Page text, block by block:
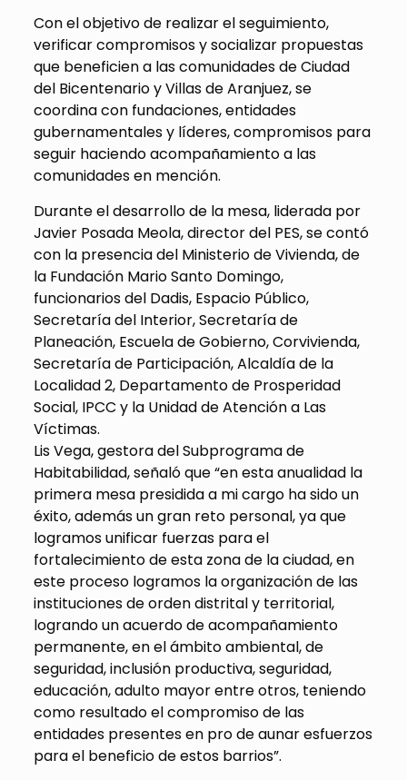
Con el objetivo de realizar el seguimiento,
verificar compromisos y socializar propuestas
que beneficien a las comunidades de Ciudad
del Bicentenario y Villas de Aranjuez, se
coordina con fundaciones, entidades
gubernamentales y líderes, compromisos para
seguir haciendo acompañamiento a las
comunidades en mención.
Durante el desarrollo de la mesa, liderada por
Javier Posada Meola, director del PES, se contó
con la presencia del Ministerio de Vivienda, de
la Fundación Mario Santo Domingo,
funcionarios del Dadis, Espacio Público,
Secretaría del Interior, Secretaría de
Planeación, Escuela de Gobierno, Corvivienda,
Secretaría de Participación, Alcaldía de la
Localidad 2, Departamento de Prosperidad
Social, IPCC y la Unidad de Atención a Las
Víctimas.
Lis Vega, gestora del Subprograma de
Habitabilidad, señaló que “en esta anualidad la
primera mesa presidida a mi cargo ha sido un
éxito, además un gran reto personal, ya que
logramos unificar fuerzas para el
fortalecimiento de esta zona de la ciudad, en
este proceso logramos la organización de las
instituciones de orden distrital y territorial,
logrando un acuerdo de acompañamiento
permanente, en el ámbito ambiental, de
seguridad, inclusión productiva, seguridad,
educación, adulto mayor entre otros, teniendo
como resultado el compromiso de las
entidades presentes en pro de aunar esfuerzos
para el beneficio de estos barrios”.